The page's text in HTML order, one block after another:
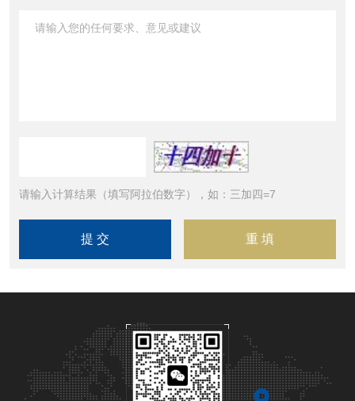
请输入计算结果（填写阿拉伯数字），如：三加四=7